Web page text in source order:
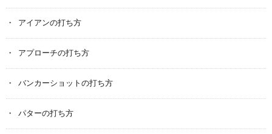
アイアンの打ち方
アプローチの打ち方
バンカーショットの打ち方
パターの打ち方